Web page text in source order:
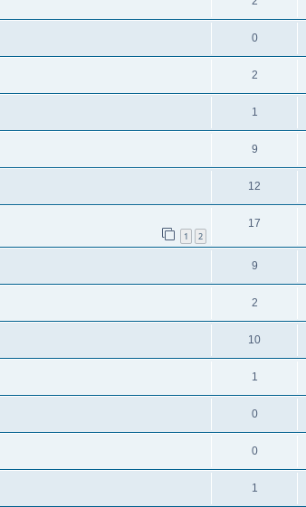
0
2
1
9
12
1 2
17
9
2
10
1
0
0
1